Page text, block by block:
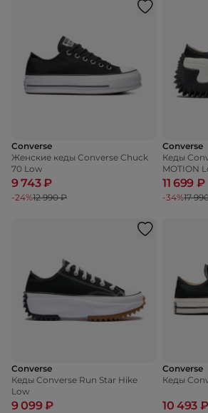
Converse
Женские кеды Converse Chuck
70 Low
9 743 ₽
-24%12 990 ₽
Converse
Кеды
MOTION
11 699 ₽
-34%17
Converse
Кеды Converse Run Star Hike
Low
9 099 ₽
Converse
Кеды
10 493 ₽